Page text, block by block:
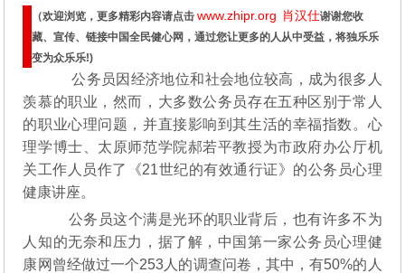
（欢迎浏览，更多精彩内容请点击 www.zhipr.org 肖汉仕谢谢您收
藏、宣传、链接中国全民健心网，通过您让更多的人从中受益，将独乐乐
变为众乐乐!)
公务员因经济地位和社会地位较高，成为很多人
羡慕的职业，然而，大多数公务员存在五种区别于常人
的职业心理问题，并直接影响到其生活的幸福指数。心
理学博士、太原师范学院郝若平教授为市政府办公厅机
关工作人员作了《21世纪的有效通行证》的公务员心理
健康讲座。
公务员这个满是光环的职业背后，也有许多不为
人知的无奈和压力，据了解，中国第一家公务员心理健
康网曾经做过一个253人的调查问卷，其中，有50%的人